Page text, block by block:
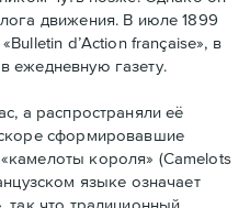
движения. В июле 1899
d’Action française», в
ежедневную газету.
а распространяли её
сформировавшие
короля» (Camelots
языке означает
так что традиционный